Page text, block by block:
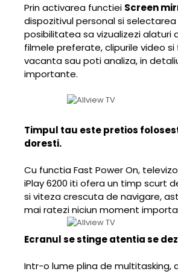
Prin activarea functiei Screen
dispozitivul personal si
posibilitatea sa vizualizezi alaturi
filmele preferate, clipurile video
vacanta sau poti analiza, in
importante.
Timpul tau este pretios
doresti.
Cu functia Fast Power On,
iPlay 6200 iti ofera un timp scurt
si viteza crescuta de navigare,
mai ratezi niciun moment
Ecranul se stinge atentia se
Intr-o lume plina de multitasking,